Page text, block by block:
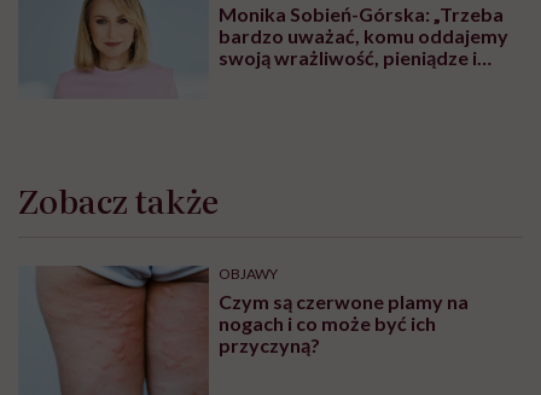
Monika Sobień-Górska: „Trzeba
bardzo uważać, komu oddajemy
swoją wrażliwość, pieniądze i
Zobacz także
OBJAWY
Czym są czerwone plamy na
nogach i co może być ich
przyczyną?